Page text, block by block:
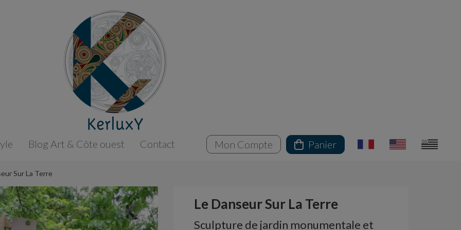
Blog Art & Côte ouest Contact Mon Compte Panier
Sur La Terre
Le Danseur Sur La Terre
Sculpture de jardin monumentale et